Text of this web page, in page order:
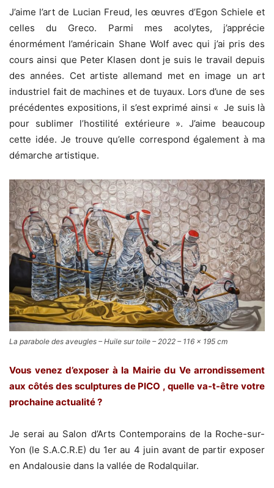
J’aime l’art de Lucian Freud, les œuvres d’Egon Schiele et
celles du Greco. Parmi mes acolytes, j’apprécie
énormément l’américain Shane Wolf avec qui j’ai pris des
cours ainsi que Peter Klasen dont je suis le travail depuis
des années. Cet artiste allemand met en image un art
industriel fait de machines et de tuyaux. Lors d’une de ses
précédentes expositions, il s’est exprimé ainsi « Je suis là
pour sublimer l’hostilité extérieure ». J’aime beaucoup
cette idée. Je trouve qu’elle correspond également à ma
démarche artistique.
La parabole des aveugles – Huile sur toile – 2022 – 116 x 195 cm
Vous venez d’exposer à la Mairie du Ve arrondissement
aux côtés des sculptures de PICO , quelle va-t-être votre
prochaine actualité ?
Je serai au Salon d’Arts Contemporains de la Roche-sur-
Yon (le S.A.C.R.E) du 1er au 4 juin avant de partir exposer
en Andalousie dans la vallée de Rodalquilar.